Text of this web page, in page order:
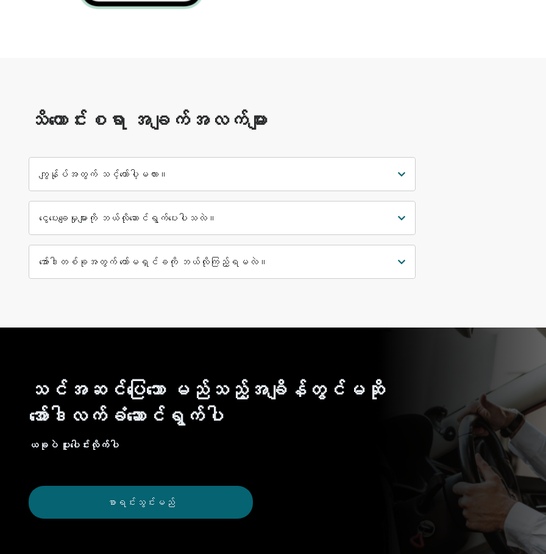
သိကောင်းစရာ အချက်အလက်များ
ကျွန်ုပ်အတွက် သင့်တော်ပါ့မလား။
ငွေပေးချေမှုများကို ဘယ်လိုဆောင်ရွက်ပေးပါသလဲ။
အော်ဒါတစ်ခုအတွက် ကော်မရှင်ခကို ဘယ်လိုကြည့်ရမလဲ။
သင်အဆင်ပြေသော မည်သည့်အချိန်တွင်မဆို
အော်ဒါလက်ခံဆောင်ရွက်ပါ
ယခုပဲ ပူးပေါင်းလိုက်ပါ
စာရင်းသွင်းမည်